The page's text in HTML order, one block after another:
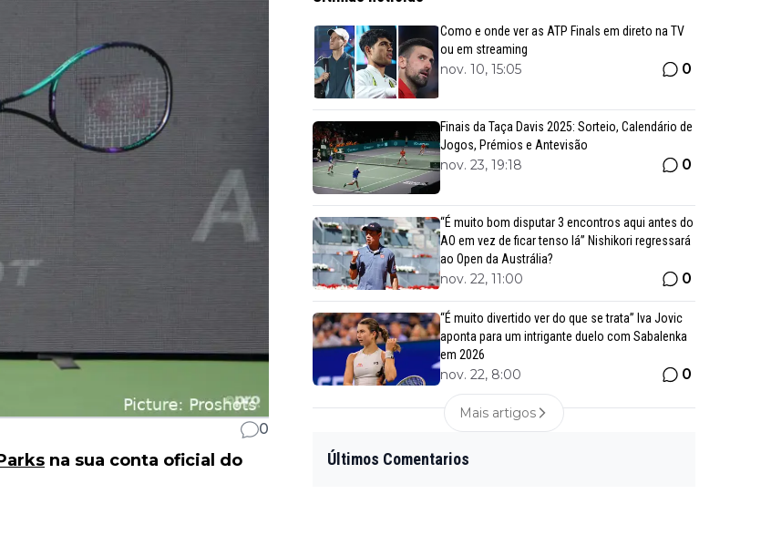
0
na sua conta oficial do
Como e onde ver as ATP Finals em direto na TV
ou em streaming
nov. 10, 15:05 0
Finais da Taça Davis 2025: Sorteio, Calendário de
Jogos, Prémios e Antevisão
nov. 23, 19:18 0
“É muito bom disputar 3 encontros aqui antes do
AO em vez de ficar tenso lá” Nishikori regressará
ao Open da Austrália?
nov. 22, 11:00 0
“É muito divertido ver do que se trata” Iva Jovic
aponta para um intrigante duelo com Sabalenka
em 2026
nov. 22, 8:00 0
Mais artigos
Últimos Comentarios